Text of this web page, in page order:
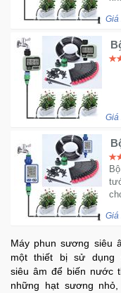
Giá
Giá
Giá
Máy phun sương siêu
một thiết bị sử dụng
siêu âm để biến nước
những hạt sương nhỏ,